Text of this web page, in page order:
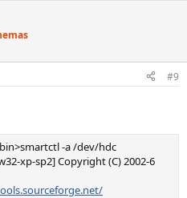
#9
-a /dev/hdc
xp-sp2] Copyright (C) 2002-6